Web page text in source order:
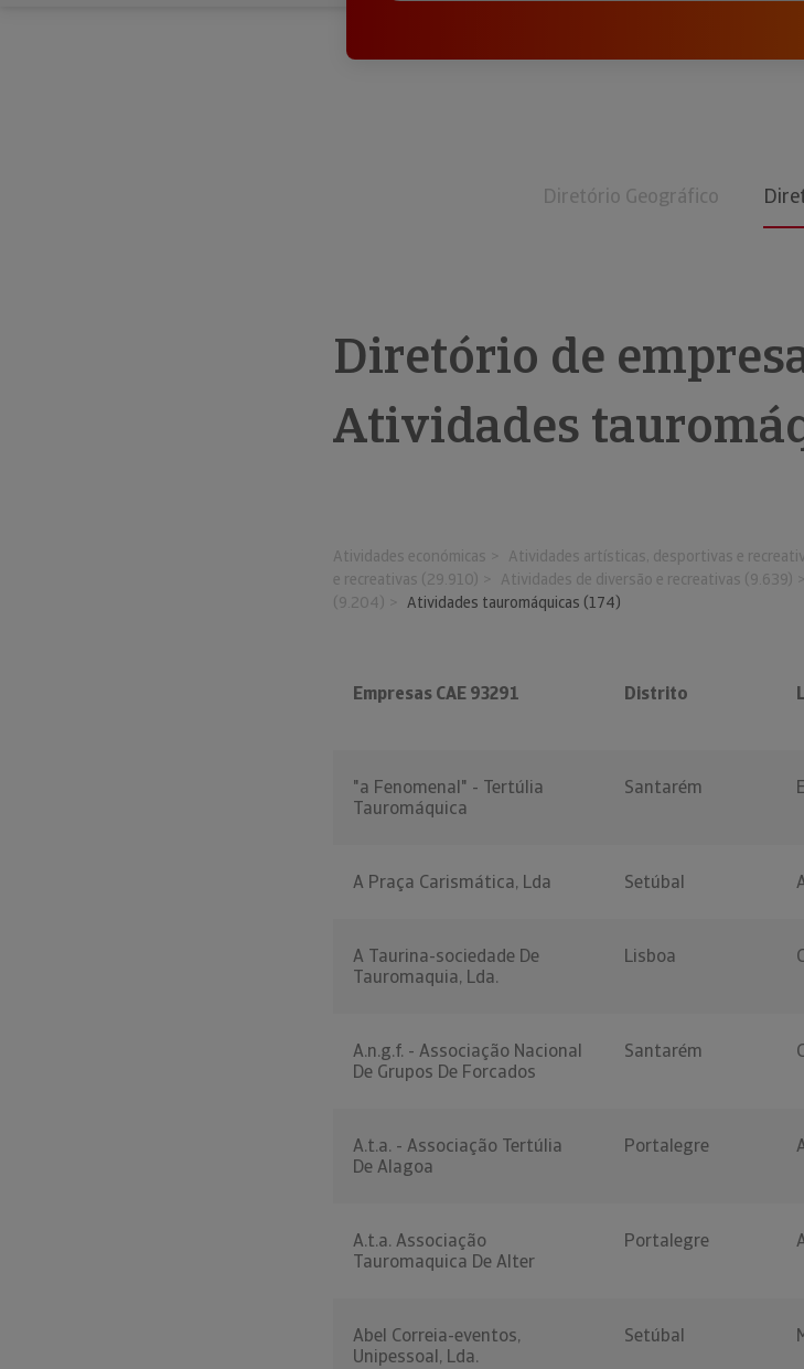
Diretório Geográfico
Diretório de
Atividades
Atividades económicas Atividades artísticas, desportivas e
e recreativas (29.910)
Atividades de diversão e recreativas (9.639)
(9.204)
Atividades tauromáquicas (174)
Empresas CAE 93291 Distrito
"a Fenomenal" - Tertúlia
Tauromáquica
Santarém
A Praça Carismática, Lda Setúbal
A Taurina-sociedade De
Tauromaquia, Lda.
Lisboa
A.n.g.f. - Associação Nacional
De Grupos De Forcados
Santarém
A.t.a. - Associação Tertúlia
De Alagoa
Portalegre
A.t.a. Associação
Tauromaquica De Alter
Portalegre
Abel Correia-eventos,
Unipessoal, Lda.
Setúbal